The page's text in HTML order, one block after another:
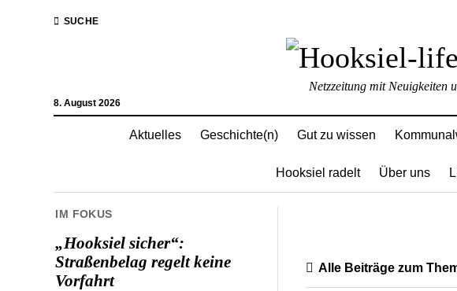
SUCHE
8. August 2026
Netzzeitung mit Neuigkeiten
Aktuelles Geschichte(n) Gut zu wissen
Hooksiel radelt Über uns
IM FOKUS
„Hooksiel sicher“:
Straßenbelag regelt keine
Vorfahrt
Alle Beiträge zum